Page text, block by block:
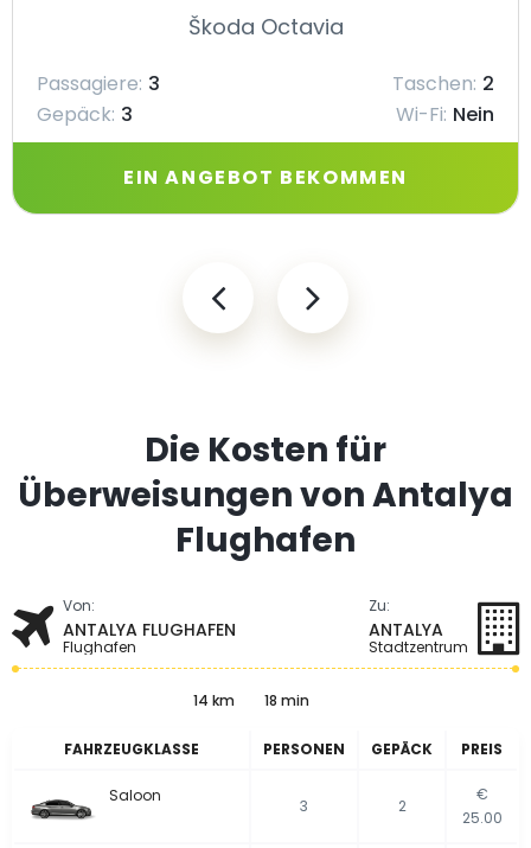
Škoda Octavia
Passagiere: 3 Taschen: 2
Gepäck: 3 Wi-Fi: Nein
EIN ANGEBOT BEKOMMEN
Die Kosten für
Überweisungen von Antalya
Flughafen
Von:
ANTALYA FLUGHAFEN
Flughafen
Zu:
ANTALYA
Stadtzentrum
14 km 18 min
FAHRZEUGKLASSE PERSONEN GEPÄCK PREIS
Saloon
3 2
€
25.00